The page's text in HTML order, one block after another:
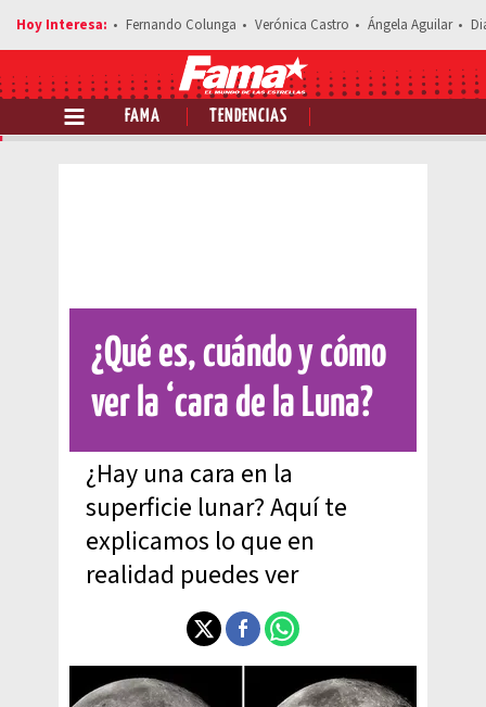
Fernando Colunga Verónica Castro Ángela Aguilar
FAMA TENDENCIAS
Comparte esta noticia
¿Qué es, cuándo y cómo
ver la ‘cara de la Luna?
¿Hay una cara en la
superficie lunar? Aquí te
explicamos lo que en
realidad puedes ver